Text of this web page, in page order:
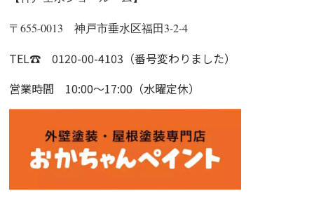
〒655-0013 神戸市垂水区福田3-2-4
TEL☎ 0120-00-4103（番号変わりました）
営業時間 10:00～17:00（水曜定休）